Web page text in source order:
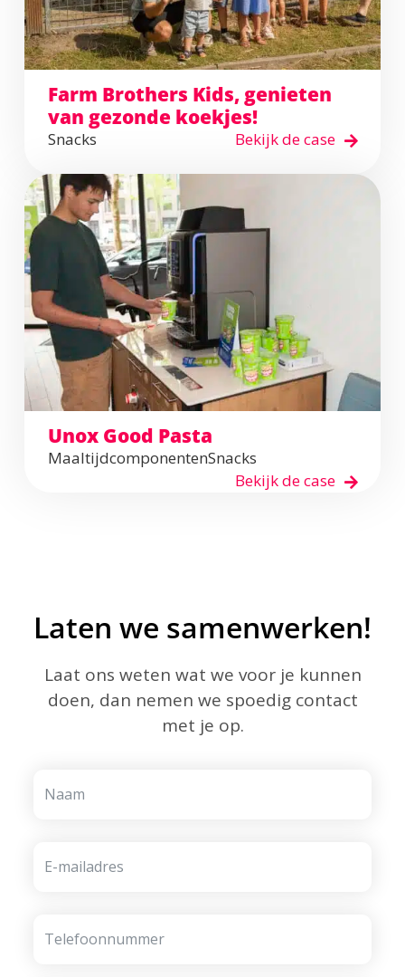
Farm Brothers Kids, genieten
van gezonde koekjes!
Snacks Bekijk de case
Unox Good Pasta
MaaltijdcomponentenSnacks
Bekijk de case
Laten we samenwerken!
Laat ons weten wat we voor je kunnen
doen, dan nemen we spoedig contact
met je op.